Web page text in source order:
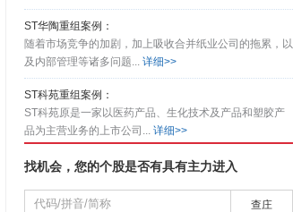
ST华陶重组案例：
随着市场竞争的加剧，加上吸收合并纸业公司的拖累，以
及内部管理等诸多问题... 详细>>
ST科苑重组案例：
ST科苑原是一家以医药产品、生化技术及产品和塑胶产
品为主营业务的上市公司... 详细>>
找机会，您的个股是否有具有主力进入
查庄